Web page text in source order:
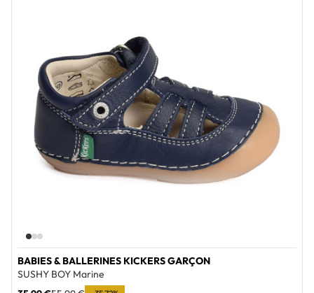
BABIES & BALLERINES KICKERS GARÇON
SUSHY BOY Marine